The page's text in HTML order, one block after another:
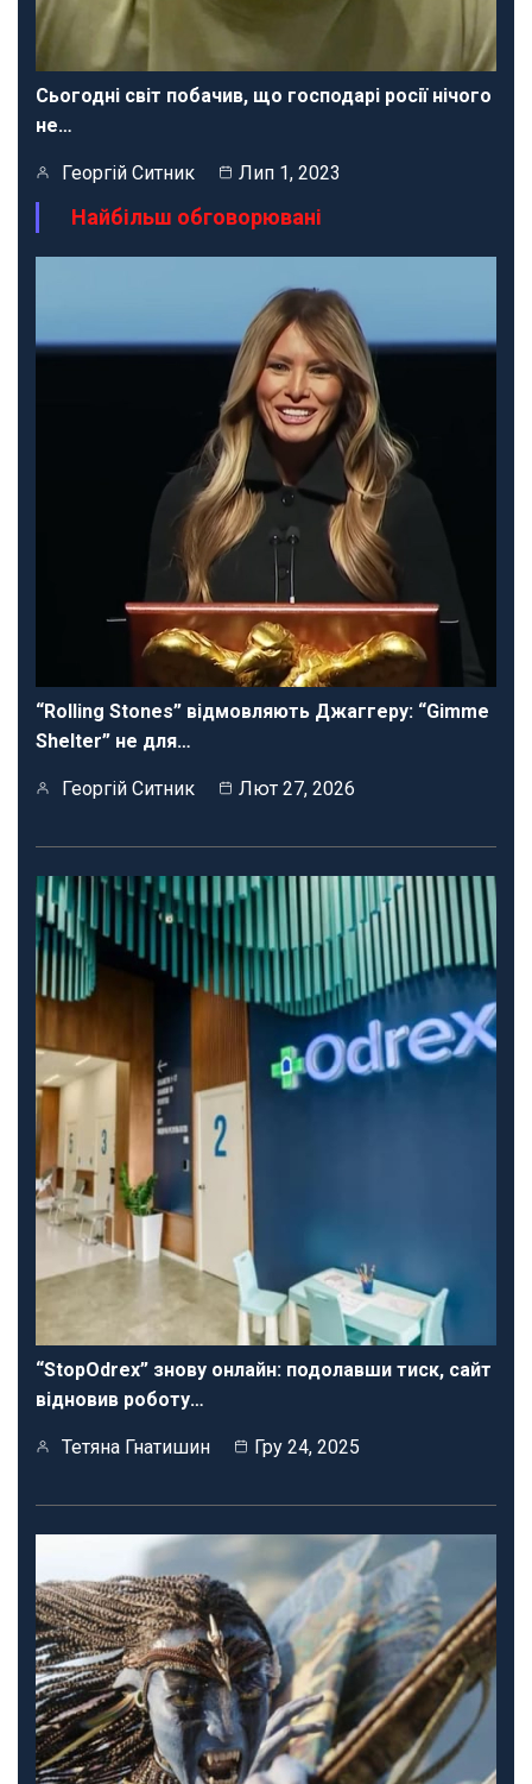
Сьогодні світ побачив, що господарі росії нічого
не…
Георгій Ситник Лип 1, 2023
Найбільш обговорювані
“Rolling Stones” відмовляють Джаггеру: “Gimme
Shelter” не для…
Георгій Ситник Лют 27, 2026
“StopOdrex” знову онлайн: подолавши тиск, сайт
відновив роботу…
Тетяна Гнатишин Гру 24, 2025